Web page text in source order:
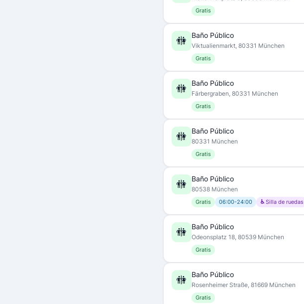
Gratis
🚻 Baño Público
Viktualienmarkt, 80331 München
Gratis
🚻 Baño Público
Färbergraben, 80331 München
Gratis
🚻 Baño Público
80331 München
Gratis
🚻 Baño Público
80538 München
Gratis 06:00-24:00 ♿ Silla de ruedas
🚻 Baño Público
Odeonsplatz 18, 80539 München
Gratis
🚻 Baño Público
Rosenheimer Straße, 81669 München
Gratis